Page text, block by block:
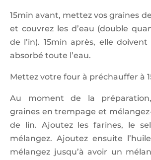
15min avant, mettez vos graines
et couvrez les d’eau (double
de l’in). 15min après, elle
absorbé toute l’eau.
Mettez votre four à préchauffer à
Au moment de la
graines en trempage et
de lin. Ajoutez les farines, le
mélangez. Ajoutez ensuite
mélangez jusqu’à avoir un